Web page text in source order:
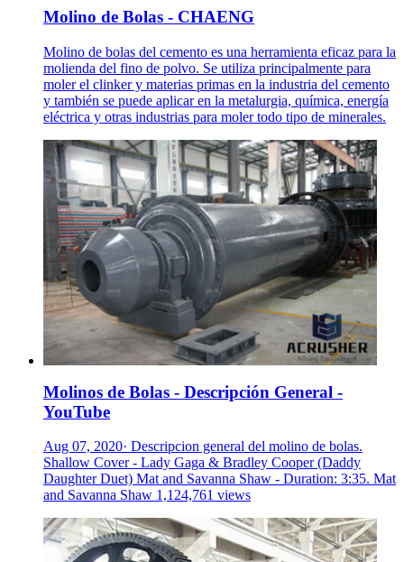
Molino de Bolas - CHAENG
Molino de bolas del cemento es una herramienta eficaz para la
molienda del fino de polvo. Se utiliza principalmente para
moler el clinker y materias primas en la industria del cemento
y también se puede aplicar en la metalurgia, química, energía
eléctrica y otras industrias para moler todo tipo de minerales.
Molinos de Bolas - Descripción General -
YouTube
Aug 07, 2020· Descripcion general del molino de bolas.
Shallow Cover - Lady Gaga & Bradley Cooper (Daddy
Daughter Duet) Mat and Savanna Shaw - Duration: 3:35. Mat
and Savanna Shaw 1,124,761 views